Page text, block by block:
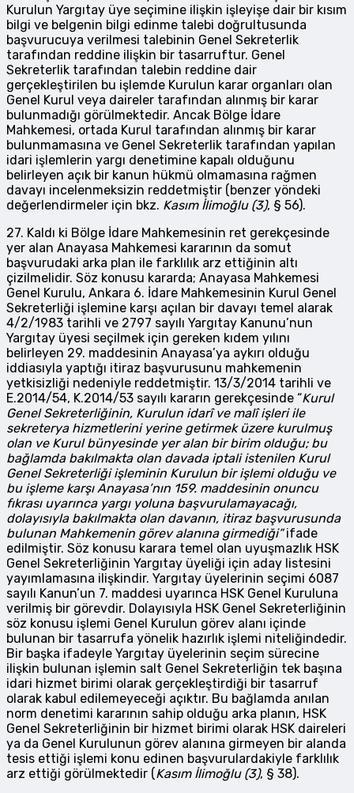
Kurulun Yargıtay üye seçimine ilişkin işleyişe dair bir kısım
bilgi ve belgenin bilgi edinme talebi doğrultusunda
başvurucuya verilmesi talebinin Genel Sekreterlik
tarafından reddine ilişkin bir tasarruftur. Genel
Sekreterlik tarafından talebin reddine dair
gerçekleştirilen bu işlemde Kurulun karar organları olan
Genel Kurul veya daireler tarafından alınmış bir karar
bulunmadığı görülmektedir. Ancak Bölge İdare
Mahkemesi, ortada Kurul tarafından alınmış bir karar
bulunmamasına ve Genel Sekreterlik tarafından yapılan
idari işlemlerin yargı denetimine kapalı olduğunu
belirleyen açık bir kanun hükmü olmamasına rağmen
davayı incelenmeksizin reddetmiştir (benzer yöndeki
değerlendirmeler için bkz. Kasım İlimoğlu (3), § 56).
27. Kaldı ki Bölge İdare Mahkemesinin ret gerekçesinde
yer alan Anayasa Mahkemesi kararının da somut
başvurudaki arka plan ile farklılık arz ettiğinin altı
çizilmelidir. Söz konusu kararda; Anayasa Mahkemesi
Genel Kurulu, Ankara 6. İdare Mahkemesinin Kurul Genel
Sekreterliği işlemine karşı açılan bir davayı temel alarak
4/2/1983 tarihli ve 2797 sayılı Yargıtay Kanunu’nun
Yargıtay üyesi seçilmek için gereken kıdem yılını
belirleyen 29. maddesinin Anayasa’ya aykırı olduğu
iddiasıyla yaptığı itiraz başvurusunu mahkemenin
yetkisizliği nedeniyle reddetmiştir. 13/3/2014 tarihli ve
E.2014/54, K.2014/53 sayılı kararın gerekçesinde “Kurul
Genel Sekreterliğinin, Kurulun idarî ve malî işleri ile
sekreterya hizmetlerini yerine getirmek üzere kurulmuş
olan ve Kurul bünyesinde yer alan bir birim olduğu; bu
bağlamda bakılmakta olan davada iptali istenilen Kurul
Genel Sekreterliği işleminin Kurulun bir işlemi olduğu ve
bu işleme karşı Anayasa’nın 159. maddesinin onuncu
fıkrası uyarınca yargı yoluna başvurulamayacağı,
dolayısıyla bakılmakta olan davanın, itiraz başvurusunda
bulunan Mahkemenin görev alanına girmediği”ifade
edilmiştir. Söz konusu karara temel olan uyuşmazlık HSK
Genel Sekreterliğinin Yargıtay üyeliği için aday listesini
yayımlamasına ilişkindir. Yargıtay üyelerinin seçimi 6087
sayılı Kanun’un 7. maddesi uyarınca HSK Genel Kuruluna
verilmiş bir görevdir. Dolayısıyla HSK Genel Sekreterliğinin
söz konusu işlemi Genel Kurulun görev alanı içinde
bulunan bir tasarrufa yönelik hazırlık işlemi niteliğindedir.
Bir başka ifadeyle Yargıtay üyelerinin seçim sürecine
ilişkin bulunan işlemin salt Genel Sekreterliğin tek başına
idari hizmet birimi olarak gerçekleştirdiği bir tasarruf
olarak kabul edilemeyeceği açıktır. Bu bağlamda anılan
norm denetimi kararının sahip olduğu arka planın, HSK
Genel Sekreterliğinin bir hizmet birimi olarak HSK daireleri
ya da Genel Kurulunun görev alanına girmeyen bir alanda
tesis ettiği işlemi konu edinen başvurulardakiyle farklılık
arz ettiği görülmektedir (Kasım İlimoğlu (3), § 38).